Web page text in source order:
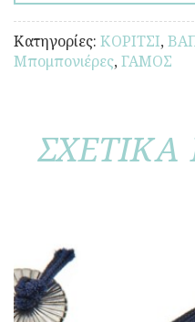
Κατηγορίες: ΚΟΡΙΤΣΙ,
Μπομπονιέρες,ΓΑΜΟΣ